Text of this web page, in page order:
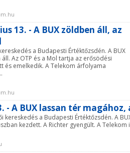
13. - A BUX zöldben áll, az
a Budapesti Értéktőzsdén. A BUX
Az OTP és a Mol tartja az erősödési
és emelkedik. A Telekom árfolyama
- A BUX lassan tér
a Budapesti Értéktőzsdén. A
kezdett. A Richter gyengült. A